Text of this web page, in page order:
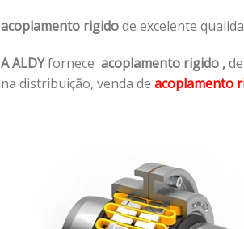
acoplamento rigidode excelente
A ALDYfornece acoplamento rigido ,
na distribuição, venda de acoplamento